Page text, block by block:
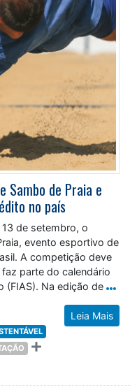
Sambo de Praia e
no país
de setembro, o
evento esportivo de
A competição deve
parte do calendário
(FIAS). Na edição de
Leia Mais